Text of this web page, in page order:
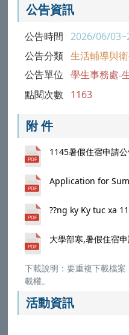
公告資訊
公告時間 2026/06/
公告分類 生活輔導與
公告單位 學生事務處-
點閱次數 1163
附 件
1145暑假住宿申請
Application for
??ng ky Ky tuc xa
大學部寒,暑假住宿
下載說明：要重複下載檔
載權。
活動資訊